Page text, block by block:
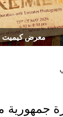
معرض كيميت
جمهورية